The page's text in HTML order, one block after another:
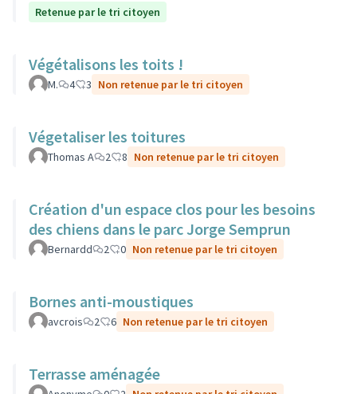
Retenue par le tri citoyen
Végétalisons les toits !
M. 4 3 Non retenue par le tri citoyen
Végetaliser les toitures
Thomas A 2 8 Non retenue par le tri citoyen
Création d'un espace clos pour les besoins
des chiens dans le parc Jorge Semprun
Bernardd 2 0 Non retenue par le tri citoyen
Bornes anti-moustiques
avcrois 2 6 Non retenue par le tri citoyen
Terrasse aménagée